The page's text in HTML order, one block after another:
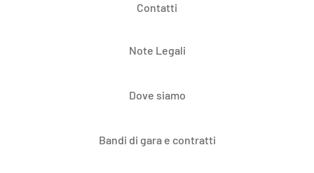
Contatti
Note Legali
Dove siamo
Bandi di gara e contratti